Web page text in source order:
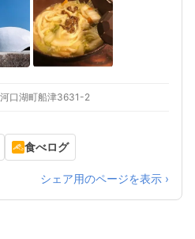
口湖町船津3631-2
食べログ
シェア用のページを表示 ›